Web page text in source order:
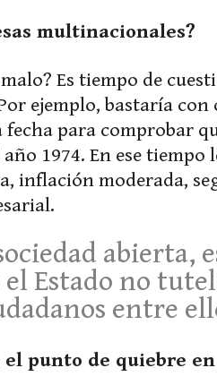
multinacionales?
Es tiempo de
ejemplo, bastaría
fecha para comprobar
1974. En ese
inflación moderada,
abierta,
Estado no
entre
punto de quiebre en